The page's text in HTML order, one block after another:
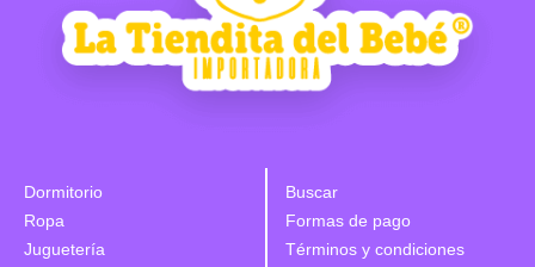
Dormitorio
Ropa
Juguetería
Buscar
Formas de pago
Términos y condiciones